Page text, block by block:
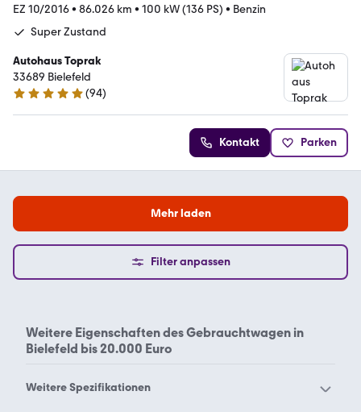
EZ 10/2016• 86.026 km • 100 kW (136 PS) • Benzin
Super Zustand
Autohaus Toprak
33689 Bielefeld
4.9 Sterne
(94)
Kontakt Parken
Mehr laden
Filter anpassen
Weitere Eigenschaften desGebrauchtwagen in
Bielefeld bis 20.000 Euro
Weitere Spezifikationen